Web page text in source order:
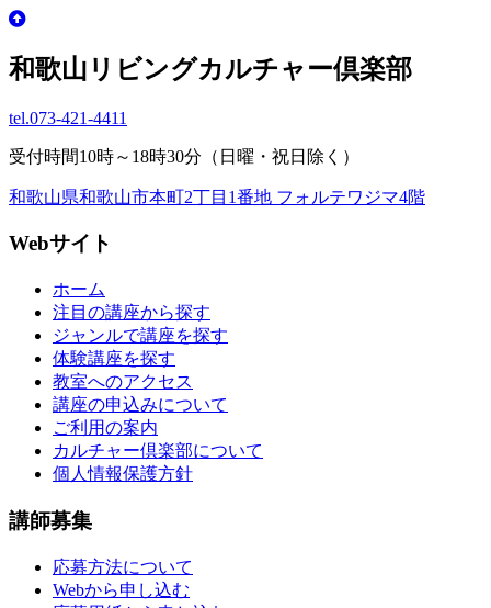
和歌山リビングカルチャー倶楽部
tel.073-421-4411
受付時間10時～18時30分（日曜・祝日除く）
和歌山県和歌山市本町2丁目1番地 フォルテワジマ4階
Webサイト
ホーム
注目の講座から探す
ジャンルで講座を探す
体験講座を探す
教室へのアクセス
講座の申込みについて
ご利用の案内
カルチャー倶楽部について
個人情報保護方針
講師募集
応募方法について
Webから申し込む